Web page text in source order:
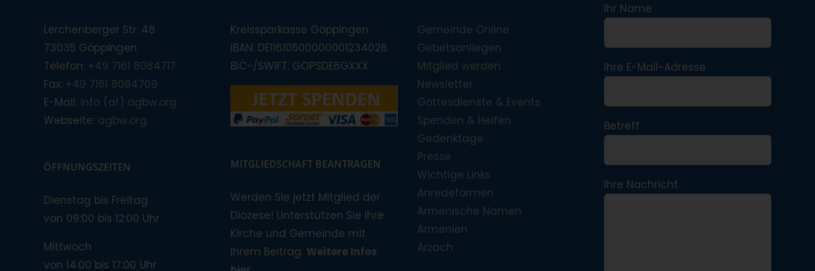
Lerchenberger Str. 48
73035 Göppingen
Telefon: +49 7161 8084717
Fax: +49 7161 8084709
E-Mail: info (at) agbw.org
Webseite: agbw.org
ÖFFNUNGSZEITEN
Dienstag bis Freitag
von 09:00 bis 12:00 Uhr
Mittwoch
von 14:00 bis 17:00 Uhr
Kreissparkasse Göppingen
IBAN: DE11610500000001234026
BIC-/SWIFT: GOPSDE6GXXX
MITGLIEDSCHAFT BEANTRAGEN
Werden Sie jetzt Mitglied der
Diözese! Unterstützen Sie Ihre
Kirche und Gemeinde mit
Ihrem Beitrag. Weitere Infos
Gemeinde Online
Gebetsanliegen
Mitglied werden
Newsletter
Gottesdienste & Events
Spenden & Helfen
Gedenktage
Presse
Wichtige Links
Anredeformen
Armenische Namen
Armenien
Arzach
Ihr Name
Ihre E-Mail-Adresse
Betreff
Ihre Nachricht